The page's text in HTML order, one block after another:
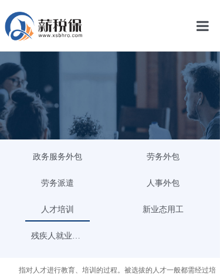
网
关
新
政务服务外包 劳务外包
劳务派遣 人事外包
人才培训 新业态用工
残疾人就业安置
指对人才进行教育、培训的过程。被选拔的人才一般都需经过培